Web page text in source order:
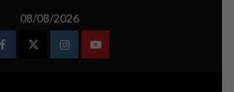
08/08/2026
FacebookTwitterInstagramYoutube